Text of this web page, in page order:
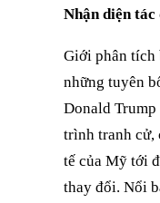
Nhận diện tác
Giới phân tích
những tuyên
Donald Trump
trình tranh cử,
tế của Mỹ tới
thay đổi. Nổi